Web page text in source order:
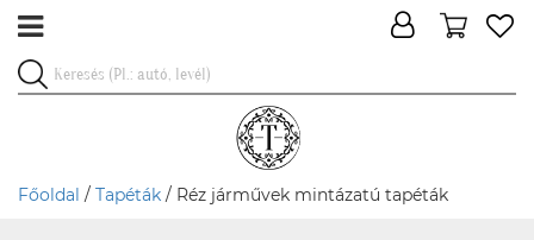
Főoldal / Tapéták / Réz járművek mintázatú tapéták